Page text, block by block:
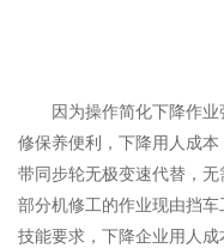
因为操作简化下降作业
修保养便利，下降用人成
带同步轮无极变速代替，无
部分机修工的作业现由挡
技能要求，下降企业用人成